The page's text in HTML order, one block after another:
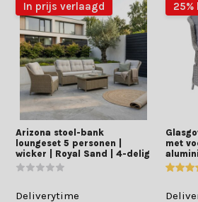
In prijs verlaagd
Arizona stoel-bank
loungeset 5 personen |
wicker | Royal Sand | 4-delig
Deliverytime
met